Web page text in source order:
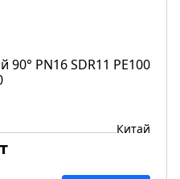
90° PN16 SDR11 PE100
Китай